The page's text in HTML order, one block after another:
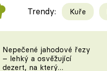
Videorecepty
TEĎ VAŘÍ ŠÉF!
Trendy: Kuře
Nepečené jahodové řezy
– lehký a osvěžující
dezert, na který